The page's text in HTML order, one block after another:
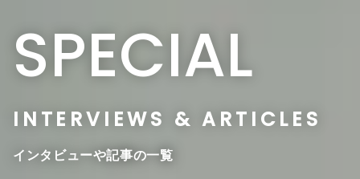
SPECIAL
INTERVIEWS & ARTICLES
インタビューや記事の一覧